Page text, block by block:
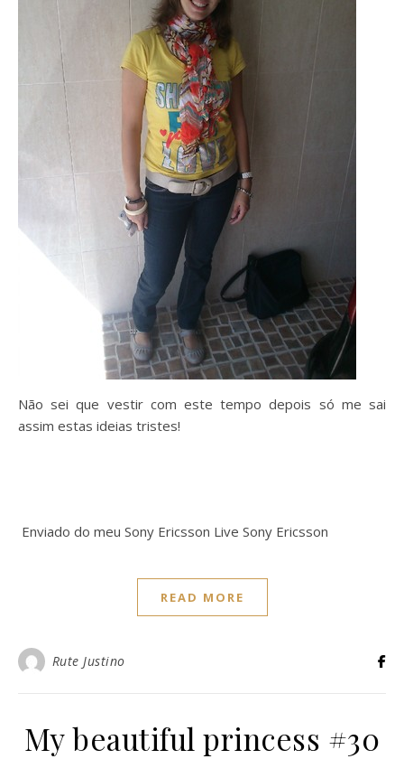
Não sei que vestir com este tempo depois só me sai
assim estas ideias tristes!
Enviado do meu Sony Ericsson Live Sony Ericsson
READ MORE
Rute Justino
My beautiful princess #30